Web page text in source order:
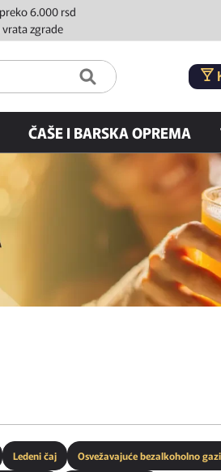
6.000 rsd
zgrade
ČAŠE I BARSKA OPREMA
Ledeni čaj Osvežavajuće bezalkoholno